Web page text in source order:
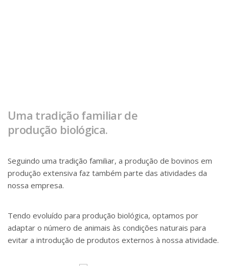
Uma tradição familiar de
produção biológica.
Seguindo uma tradição familiar, a produção de bovinos em
produção extensiva faz também parte das atividades da
nossa empresa.
Tendo evoluído para produção biológica, optamos por
adaptar o número de animais às condições naturais para
evitar a introdução de produtos externos à nossa atividade.